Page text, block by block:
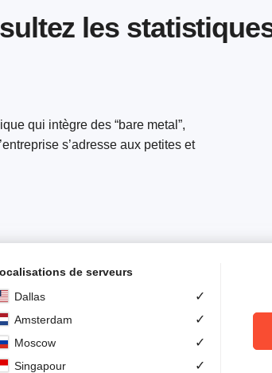
les
qui intègre des “bare metal”,
s’adresse aux petites et
de serveurs
Dallas
✓
Amsterdam ✓
Moscow ✓
Singapour ✓